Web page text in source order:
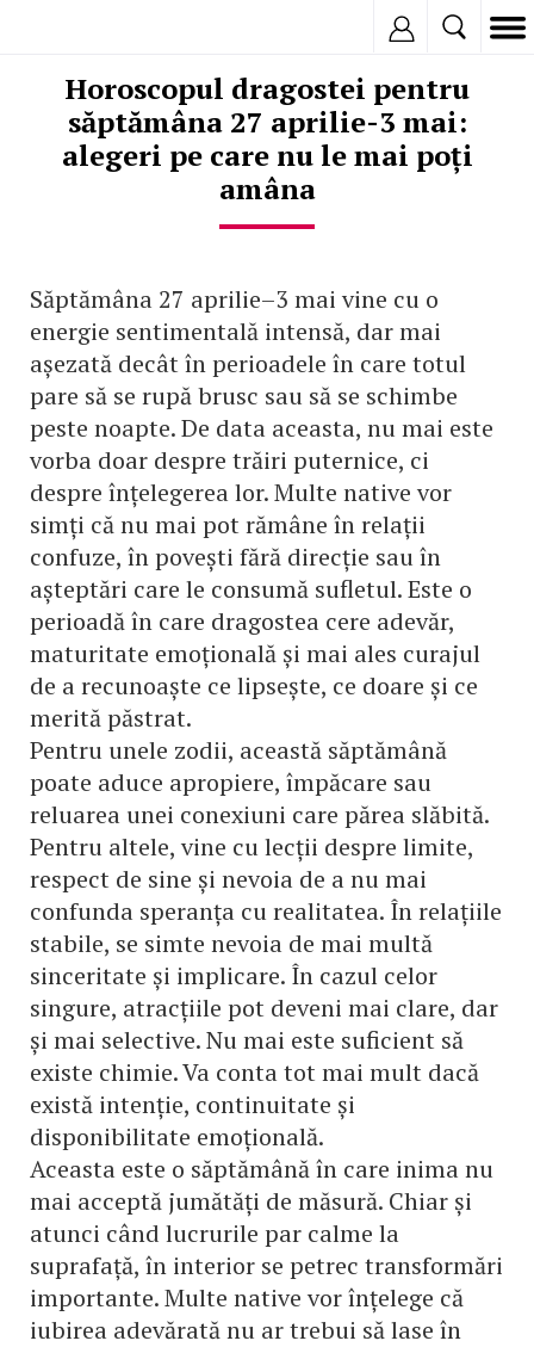
Horoscopul dragostei pentru
săptămâna 27 aprilie-3 mai:
alegeri pe care nu le mai poți
amâna
Săptămâna 27 aprilie–3 mai vine cu o
energie sentimentală intensă, dar mai
așezată decât în perioadele în care totul
pare să se rupă brusc sau să se schimbe
peste noapte. De data aceasta, nu mai este
vorba doar despre trăiri puternice, ci
despre înțelegerea lor. Multe native vor
simți că nu mai pot rămâne în relații
confuze, în povești fără direcție sau în
așteptări care le consumă sufletul. Este o
perioadă în care dragostea cere adevăr,
maturitate emoțională și mai ales curajul
de a recunoaște ce lipsește, ce doare și ce
merită păstrat.
Pentru unele zodii, această săptămână
poate aduce apropiere, împăcare sau
reluarea unei conexiuni care părea slăbită.
Pentru altele, vine cu lecții despre limite,
respect de sine și nevoia de a nu mai
confunda speranța cu realitatea. În relațiile
stabile, se simte nevoia de mai multă
sinceritate și implicare. În cazul celor
singure, atracțiile pot deveni mai clare, dar
și mai selective. Nu mai este suficient să
existe chimie. Va conta tot mai mult dacă
există intenție, continuitate și
disponibilitate emoțională.
Aceasta este o săptămână în care inima nu
mai acceptă jumătăți de măsură. Chiar și
atunci când lucrurile par calme la
suprafață, în interior se petrec transformări
importante. Multe native vor înțelege că
iubirea adevărată nu ar trebui să lase în